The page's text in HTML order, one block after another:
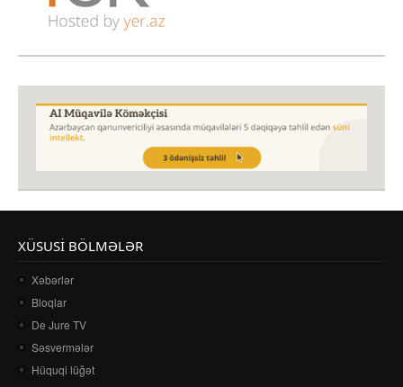
XÜSUSI BÖLMƏLƏR
Xəbərlər
Bloqlar
De Jure TV
Səsvermələr
Hüquqi lüğət